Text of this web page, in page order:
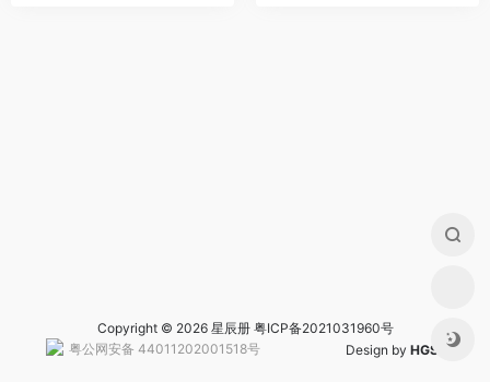
Copyright © 2026 星辰册 粤ICP备2021031960号
粤公网安备 44011202001518号Design by HGS